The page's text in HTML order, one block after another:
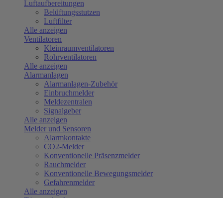
Luftaufbereitungen
Belüftungsstutzen
Luftfilter
Alle anzeigen
Ventilatoren
Kleinraumventilatoren
Rohrventilatoren
Alle anzeigen
Alarmanlagen
Alarmanlagen-Zubehör
Einbruchmelder
Meldezentralen
Signalgeber
Alle anzeigen
Melder und Sensoren
Alarmkontakte
CO2-Melder
Konventionelle Präsenzmelder
Rauchmelder
Konventionelle Bewegungsmelder
Gefahrenmelder
Alle anzeigen